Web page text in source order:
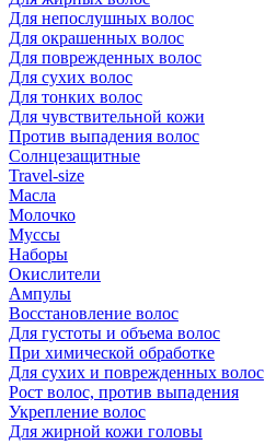
Для непослушных волос
Для окрашенных волос
Для поврежденных волос
Для сухих волос
Для тонких волос
Для чувствительной кожи
Против выпадения волос
Солнцезащитные
Travel-size
Масла
Молочко
Муссы
Наборы
Окислители
Ампулы
Восстановление волос
Для густоты и объема волос
При химической обработке
Для сухих и поврежденных волос
Рост волос, против выпадения
Укрепление волос
Для жирной кожи головы